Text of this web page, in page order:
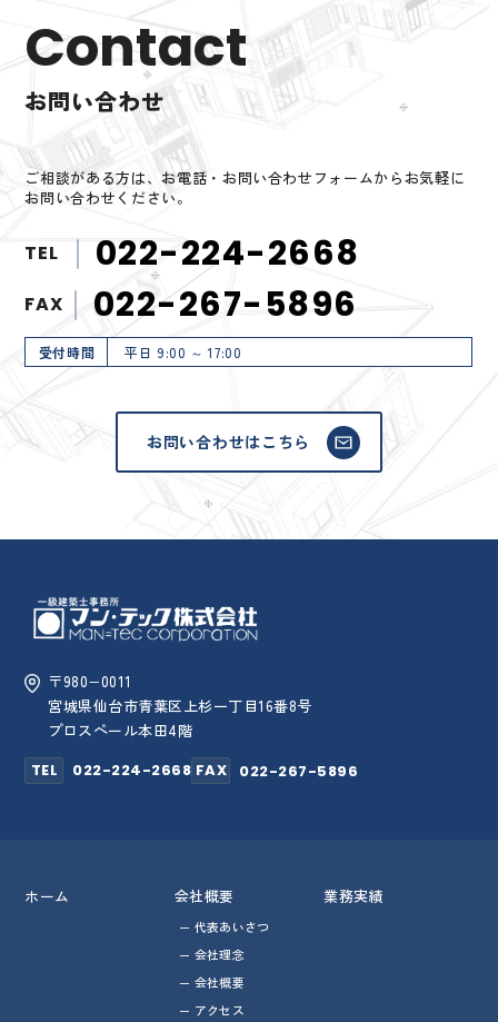
Contact
お問い合わせ
ご相談がある方は、お電話・お問い合わせフォームからお気軽に
お問い合わせください。
TEL 022-224-2668
FAX 022-267-5896
受付時間 平日 9:00 ～ 17:00
お問い合わせはこちら
〒980−0011
宮城県仙台市青葉区上杉一丁目16番8号
プロスペール本田4階
TEL
022-224-2668 FAX 022-267-5896
ホーム 会社概要
代表あいさつ
会社理念
会社概要
アクセス
業務実績